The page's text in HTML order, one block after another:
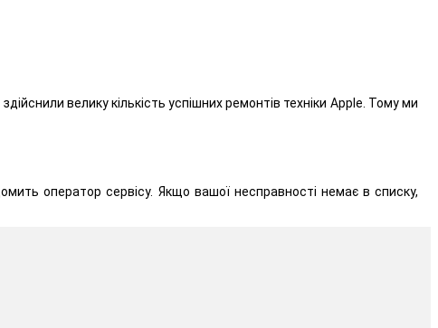
велику кількість успішних ремонтів техніки Apple. Тому ми
оператор сервісу. Якщо вашої несправності немає в списку,